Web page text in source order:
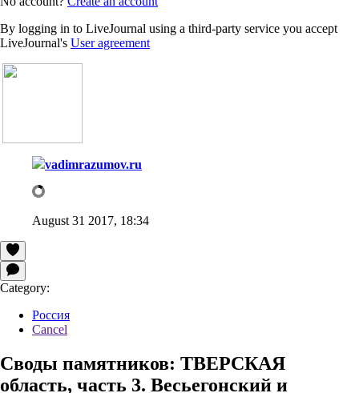
By logging in to LiveJournal using a third-party service you accept
LiveJournal's User agreement
vadimrazumov.ru
August 31 2017, 18:34
Category:
Россия
Cancel
Своды памятников: ТВЕРСКАЯ
область, часть 3. Весьегонский и